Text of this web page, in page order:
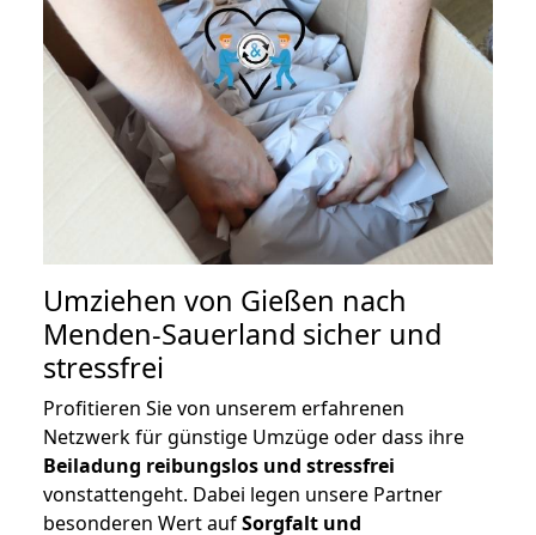
Umziehen von Gießen nach
Menden-Sauerland sicher und
stressfrei
Profitieren Sie von unserem erfahrenen
Netzwerk für günstige Umzüge oder dass ihre
Beiladung reibungslos und stressfrei
vonstattengeht. Dabei legen unsere Partner
besonderen Wert aufSorgfalt und